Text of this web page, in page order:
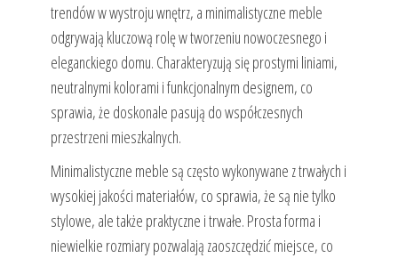
trendów w wystroju wnętrz, a minimalistyczne meble
odgrywają kluczową rolę w tworzeniu nowoczesnego i
eleganckiego domu. Charakteryzują się prostymi liniami,
neutralnymi kolorami i funkcjonalnym designem, co
sprawia, że doskonale pasują do współczesnych
przestrzeni mieszkalnych.
Minimalistyczne meble są często wykonywane z trwałych i
wysokiej jakości materiałów, co sprawia, że są nie tylko
stylowe, ale także praktyczne i trwałe. Prosta forma i
niewielkie rozmiary pozwalają zaoszczędzić miejsce, co